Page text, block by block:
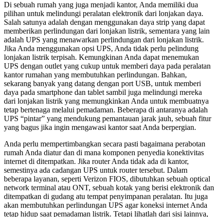
Di sebuah rumah yang juga menjadi kantor, Anda memiliki dua
pilihan untuk melindungi peralatan elektronik dari lonjakan daya.
Salah satunya adalah dengan menggunakan daya strip yang dapat
memberikan perlindungan dari lonjakan listrik, sementara yang lain
adalah UPS yang menawarkan perlindungan dari lonjakan listrik.
Jika Anda menggunakan opsi UPS, Anda tidak perlu pelindung
lonjakan listrik terpisah. Kemungkinan Anda dapat menemukan
UPS dengan outlet yang cukup untuk memberi daya pada peralatan
kantor rumahan yang membutuhkan perlindungan. Bahkan,
sekarang banyak yang datang dengan port USB, untuk memberi
daya pada smartphone dan tablet sambil juga melindungi mereka
dari lonjakan listrik yang memungkinkan Anda untuk membuatnya
tetap bertenaga melalui pemadaman. Beberapa di antaranya adalah
UPS “pintar” yang mendukung pemantauan jarak jauh, sebuah fitur
yang bagus jika ingin mengawasi kantor saat Anda berpergian.
Anda perlu mempertimbangkan secara pasti bagaimana perabotan
rumah Anda diatur dan di mana komponen penyedia konektivitas
internet di ditempatkan. Jika router Anda tidak ada di kantor,
semestinya ada cadangan UPS untuk router tersebut. Dalam
beberapa layanan, seperti Verizon FIOS, dibutuhkan sebuah optical
network terminal atau ONT, sebuah kotak yang berisi elektronik dan
ditempatkan di gudang atu tempat penyimpanan peralatan. Itu juga
akan membutuhkan perlindungan UPS agar koneksi internet Anda
tetap hidup saat pemadaman listrik. Tetapi lihatlah dari sisi lainnya,